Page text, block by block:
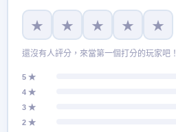
★ ★ ★ ★ ★
還沒有人評分，來當第一個打分的玩家吧！
5 ★
4 ★
3 ★
2 ★